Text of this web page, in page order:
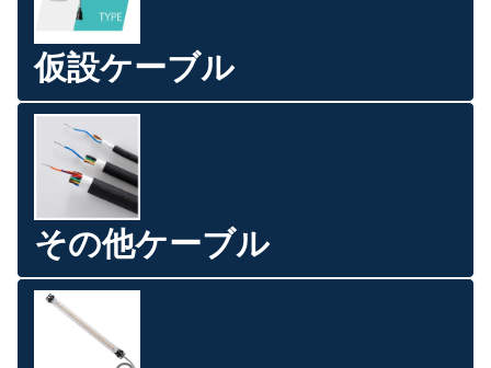
仮設ケーブル
その他ケーブル